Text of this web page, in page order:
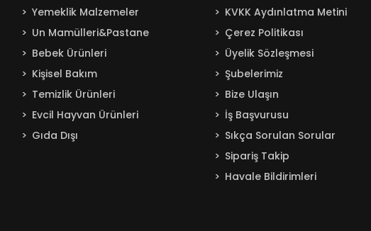
Bebelac
Beta
Beyaz
BEYPAZARI
Bingo
Yemeklik Malzemeler
Un Mamülleri&Pastane
Bebek Ürünleri
Kişisel Bakım
Temizlik Ürünleri
Evcil Hayvan Ürünleri
Gıda Dışı
KVKK Aydınlatma Metini
Çerez Politikası
Üyelik Sözleşmesi
Şubelerimiz
Bize Ulaşın
İş Başvurusu
Sıkça Sorulan Sorular
Sipariş Takip
Havale Bildirimleri